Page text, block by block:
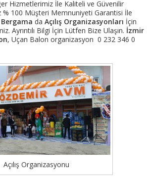
Hizmetlerimiz İle Kaliteli ve Güvenilir
% 100 Müşteri Memnuniyeti Garantisi İle
Bergama da Açılış Organizasyonları İçin
Ayrıntılı Bilgi İçin Lütfen Bize Ulaşın. İzmir
, Uçan Balon organizasyon 0 232 346 0
Açılış Organizasyonu